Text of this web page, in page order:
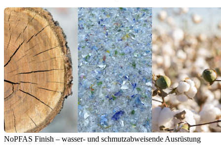
NoPFAS Finish – wasser- und schmutzabweisende Ausrüstung